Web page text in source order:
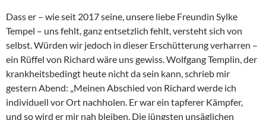
Dass er – wie seit 2017 seine, unsere liebe Freundin Sylke
Tempel – uns fehlt, ganz entsetzlich fehlt, versteht sich von
selbst. Würden wir jedoch in dieser Erschütterung verharren –
ein Rüffel von Richard wäre uns gewiss. Wolfgang Templin, der
krankheitsbedingt heute nicht da sein kann, schrieb mir
gestern Abend: „Meinen Abschied von Richard werde ich
individuell vor Ort nachholen. Er war ein tapferer Kämpfer,
und so wird er mir nah bleiben. Die jüngsten unsäglichen